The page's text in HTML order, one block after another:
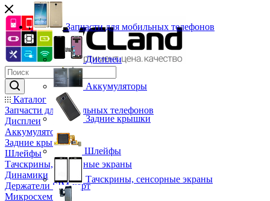
Каталог
Запчасти для мобильных телефонов
Дисплеи
Аккумуляторы
Задние крышки
Шлейфы
Тачскрины, сенсорные экраны
Динамики
Держатели SIM-карт
Микросхемы
Запчасти для мобильных телефонов
Дисплеи
Аккумуляторы
Задние крышки
Шлейфы
Тачскрины, сенсорные экраны